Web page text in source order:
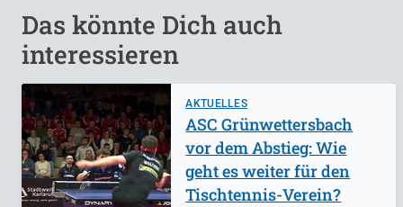
Das könnte Dich auch
interessieren
AKTUELLES
ASC Grünwettersbach
vor dem Abstieg: Wie
geht es weiter für den
Tischtennis-Verein?